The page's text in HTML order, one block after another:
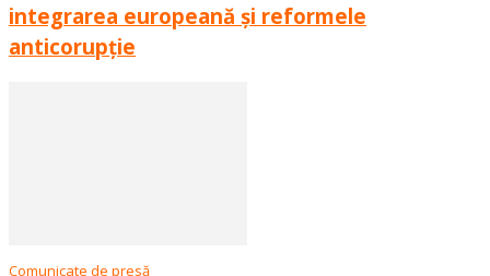
integrarea europeană și reformele
anticorupție
Comunicate de presă